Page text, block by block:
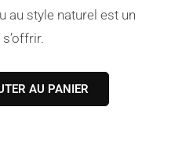
au style naturel est un
AU PANIER